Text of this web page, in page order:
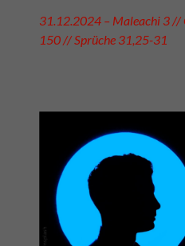
31.12.2024 – Maleachi 3 //
150 // Sprüche 31,25-31